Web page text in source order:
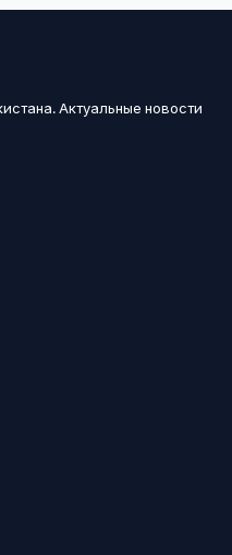
Актуальные новости